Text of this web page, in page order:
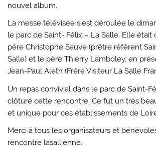
nouvel album.
La messe télévisée s’est déroulée le
le parc de Saint- Félix – La Salle. Elle était
père Christophe Sauve (prêtre référent
Salle) et le père Thierry Lamboley, en
Jean-Paul Aleth (Frère Visiteur La Salle
Un repas convivial dans le parc de Saint-
clôturé cette rencontre. Ce fut un très
et unique pour ces établissements de
Merci à tous les organisateurs et
rencontre lasallienne.